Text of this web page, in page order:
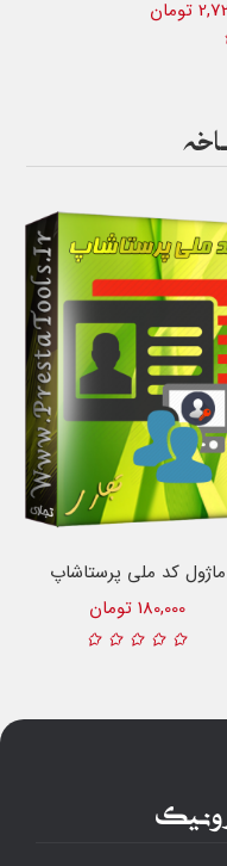
ماژول کد ملی پرستاشاپ
180,000 تومان